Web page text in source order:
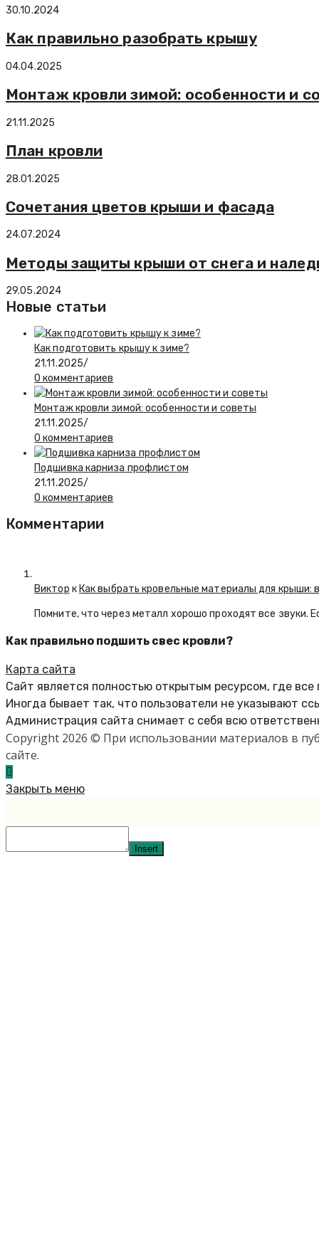
30.10.2024
Как правильно разобрать крышу
04.04.2025
Монтаж кровли зимой: особенности и
21.11.2025
План кровли
28.01.2025
Сочетания цветов крыши и фасада
24.07.2024
Методы защиты крыши от снега и
29.05.2024
Новые статьи
Как подготовить крышу к зиме?
21.11.2025/
0 комментариев
Монтаж кровли зимой: особенности и советы
21.11.2025/
0 комментариев
Подшивка карниза профлистом
21.11.2025/
0 комментариев
Комментарии
Виктор к Как выбрать кровельные материалы для крыши:
Помните, что через металл хорошо проходят все
Как правильно подшить свес кровли?
Карта сайта
Сайт является полностью открытым ресурсом, где
Иногда бывает так, что пользователи не указывают
Администрация сайта снимает с себя всю
Copyright 2026 © При использовании материалов в
сайте.
Закрыть меню
Insert